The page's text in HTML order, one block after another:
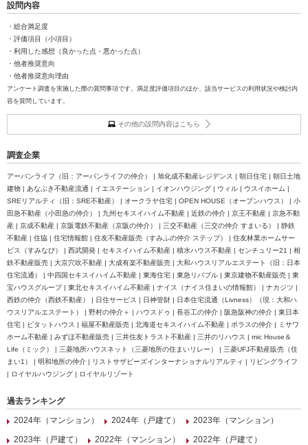
設問内容
・総合満足度
・評価項目（小項目）
・利用した感想（良かった点・悪かった点）
・他者推奨意向
・他者推奨意向理由
アンケート調査を実施した際の質問事項です。満足度評価項目のほか、該当サービスの利用状況や検討内
容を質問しています。
その他の設問内容はこちら
調査企業
アーバンライフ（旧：アーバンライフの仲介） | 旭化成不動産レジデンス | 朝日住宅 | 朝日土地
建物 | あなぶき不動産流通 | イエステーション | イオンハウジング | ウィル | ウスイホーム |
SREリアルティ（旧：SRE不動産） | オークラヤ住宅 | OPEN HOUSE（オープンハウス） | 小
田急不動産（小田急の仲介） | 九州セキスイハイム不動産 | 近鉄の仲介 | 京王不動産 | 京急不動
産 | 京成不動産 | 京阪電鉄不動産（京阪の仲介） | 三交不動産（三交の仲介 すまいる） | 静鉄
不動産 | 住協 | 住宅情報館 | 住友不動産販売（すみふの仲介 ステップ） | 住友林業ホームサー
ビス（すみなび） | 西武開発 | セキスイハイム不動産 | 積水ハウス不動産 | センチュリー21 | 相
鉄不動産販売 | 大京穴吹不動産 | 大成有楽不動産販売 | 大和ハウスリアルエステート（旧：日本
住宅流通） | 中四国セキスイハイム不動産 | 東海住宅 | 東急リバブル | 東京建物不動産販売 | 東
宝ハウスグループ | 東北セキスイハイム不動産 | ナイス（ナイス住まいの情報館） | ナカジツ |
西鉄の仲介（西鉄不動産） | 日住サービス | 日神管財 | 日本住宅流通（Livness）（現：大和ハ
ウスリアルエステート） | 野村の仲介＋ | ハウスドゥ | 長谷工の仲介 | 阪急阪神の仲介 | 東日本
住宅 | ピタットハウス | 福屋不動産販売 | 北海道セキスイハイム不動産 | ポラスの仲介 | ミサワ
ホーム不動産 | みずほ不動産販売 | 三井住友トラスト不動産 | 三井のリハウス | mic House＆
Life（ミック） | 三菱地所ハウスネット（三菱地所の住まいリレー） | 三菱UFJ不動産販売（住
まい1） | 明和地所の仲介 | リストサザビーズインターナショナルリアルティ | リビングライフ
| ロイヤルハウジング | ロイヤルリゾート
過去ランキング
2024年（マンション）
2024年（戸建て）
2023年（マンション）
2023年（戸建て）
2022年（マンション）
2022年（戸建て）